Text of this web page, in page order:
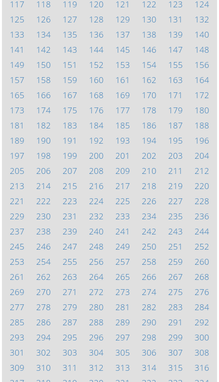
117
118 119 120 121 122 123
124
125
126 127 128 129 130 131
132
133
134 135 136 137 138 139
140
141
142 143 144 145 146 147
148
149
150 151 152 153 154 155
156
157
158 159 160 161 162 163
164
165
166 167 168 169 170 171
172
173
174 175 176 177 178 179
180
181
182 183 184 185 186 187
188
189
190 191 192 193 194 195
196
197
198 199 200 201 202 203
204
205
206 207 208 209 210 211
212
213
214 215 216 217 218 219
220
221
222 223 224 225 226 227
228
229
230 231 232 233 234 235
236
237
238 239 240 241 242 243
244
245
246 247 248 249 250 251
252
253
254 255 256 257 258 259
260
261
262 263 264 265 266 267
268
269
270 271 272 273 274 275
276
277
278 279 280 281 282 283
284
285
286 287 288 289 290 291
292
293
294 295 296 297 298 299
300
301
302 303 304 305 306 307
308
309
310 311 312 313 314 315
316